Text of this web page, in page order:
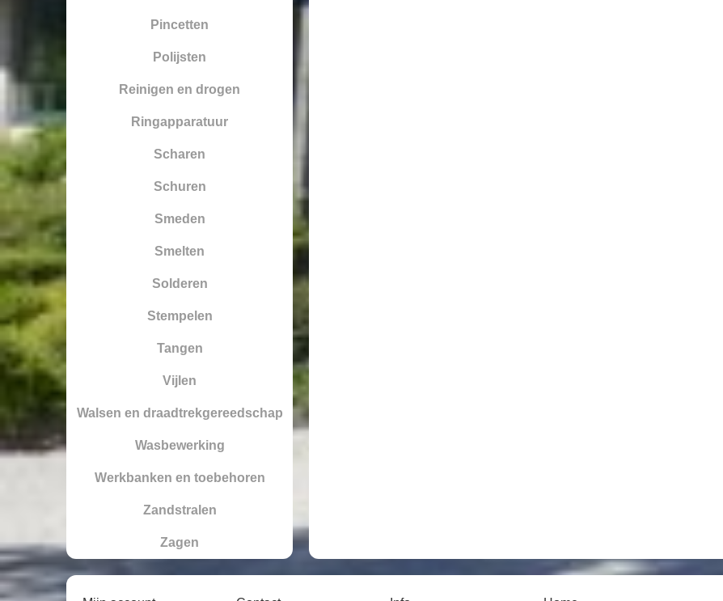
Pincetten
Polijsten
Reinigen en drogen
Ringapparatuur
Scharen
Schuren
Smeden
Smelten
Solderen
Stempelen
Tangen
Vijlen
Walsen en draadtrekgereedschap
Wasbewerking
Werkbanken en toebehoren
Zandstralen
Zagen